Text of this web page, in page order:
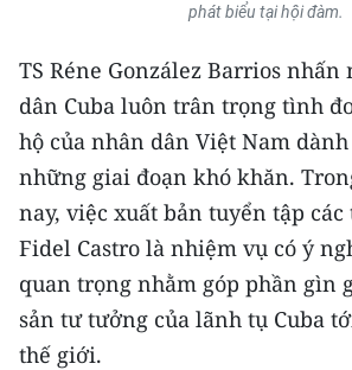
phát biểu tại hội đàm.
TS Réne González Barrios nhấn
dân Cuba luôn trân trọng tình
hộ của nhân dân Việt Nam
những giai đoạn khó khăn.
nay, việc xuất bản tuyển tập các
Fidel Castro là nhiệm vụ có ý
quan trọng nhằm góp phần gìn
sản tư tưởng của lãnh tụ Cuba
thế giới.